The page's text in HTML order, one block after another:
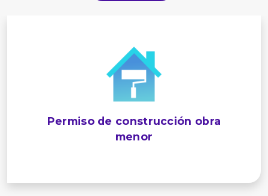
Permiso de construcción obra
menor